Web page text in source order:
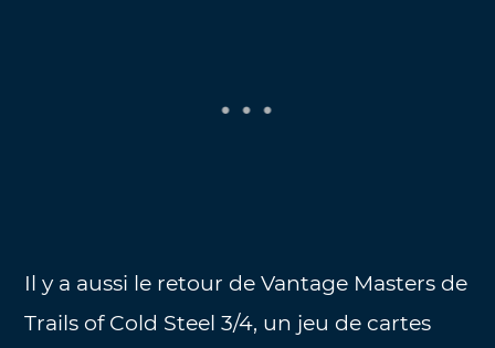
Il y a aussi le retour de Vantage Masters de
Trails of Cold Steel 3/4, un jeu de cartes